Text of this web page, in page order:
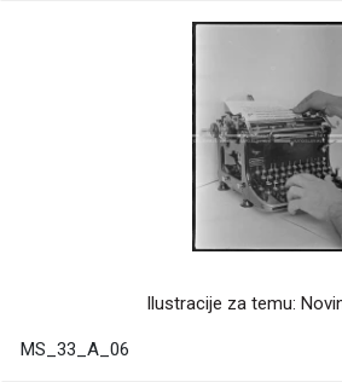
Ilustracije za temu:
MS_33_A_06